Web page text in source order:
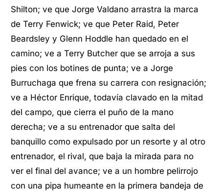
Shilton; ve que Jorge Valdano arrastra la marca
de Terry Fenwick; ve que Peter Raid, Peter
Beardsley y Glenn Hoddle han quedado en el
camino; ve a Terry Butcher que se arroja a sus
pies con los botines de punta; ve a Jorge
Burruchaga que frena su carrera con resignación;
ve a Héctor Enrique, todavía clavado en la mitad
del campo, que cierra el puño de la mano
derecha; ve a su entrenador que salta del
banquillo como expulsado por un resorte y al otro
entrenador, el rival, que baja la mirada para no
ver el final del avance; ve a un hombre pelirrojo
con una pipa humeante en la primera bandeja de